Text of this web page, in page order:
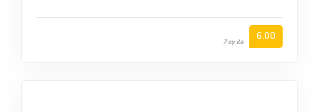
7 oy ile 6.00